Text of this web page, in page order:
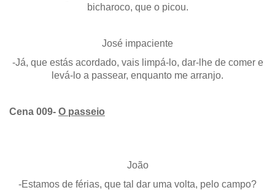
bicharoco, que o picou.
José impaciente
-Já, que estás acordado, vais limpá-lo, dar-lhe de comer e
levá-lo a passear, enquanto me arranjo.
Cena 009- O passeio
João
-Estamos de férias, que tal dar uma volta, pelo campo?